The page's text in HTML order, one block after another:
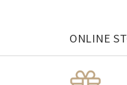
ONLINE